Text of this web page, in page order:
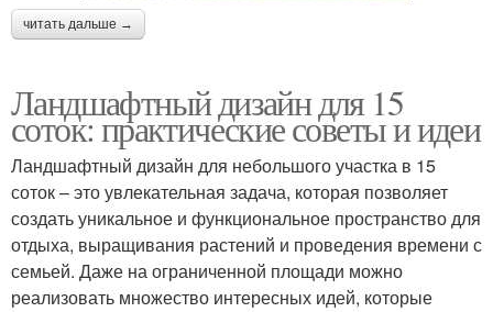
читать дальше →
Ландшафтный дизайн для 15
соток: практические советы и идеи
Ландшафтный дизайн для небольшого участка в 15
соток – это увлекательная задача, которая позволяет
создать уникальное и функциональное пространство для
отдыха, выращивания растений и проведения времени с
семьей. Даже на ограниченной площади можно
реализовать множество интересных идей, которые